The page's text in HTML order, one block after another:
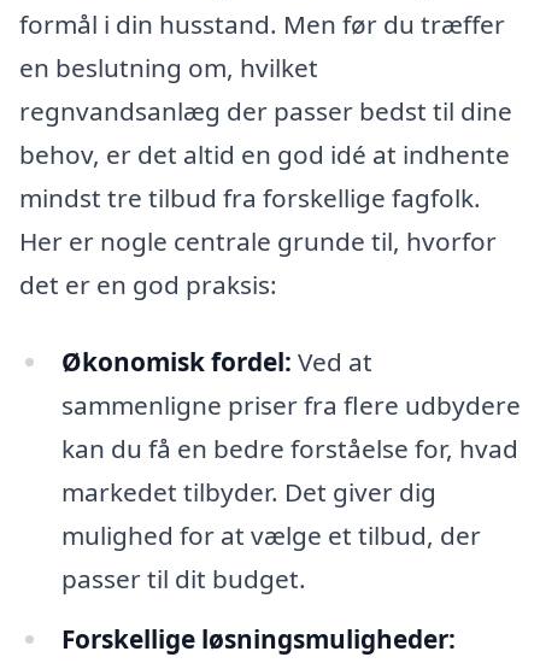
formål i din husstand. Men før du træffer
en beslutning om, hvilket
regnvandsanlæg der passer bedst til dine
behov, er det altid en god idé at indhente
mindst tre tilbud fra forskellige fagfolk.
Her er nogle centrale grunde til, hvorfor
det er en god praksis:
Økonomisk fordel: Ved at
sammenligne priser fra flere udbydere
kan du få en bedre forståelse for, hvad
markedet tilbyder. Det giver dig
mulighed for at vælge et tilbud, der
passer til dit budget.
Forskellige løsningsmuligheder: